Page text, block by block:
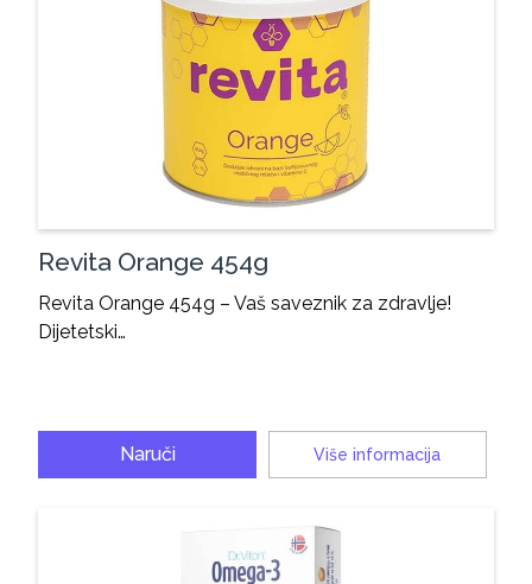
Revita Orange 454g
Revita Orange 454g – Vaš saveznik za zdravlje!
Dijetetski…
Naruči Više informacija